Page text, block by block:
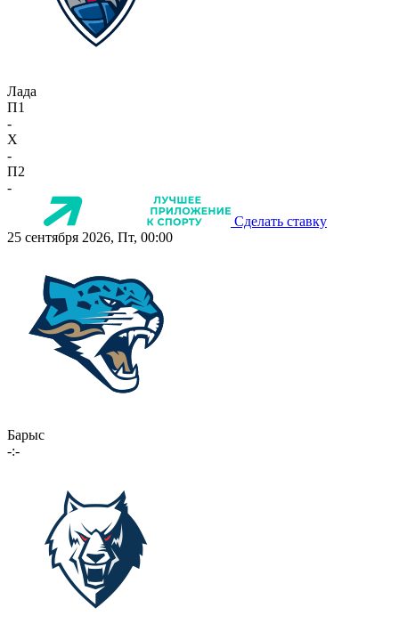
Лада
П1
-
X
-
П2
-
Сделать ставку
25 сентября 2026, Пт, 00:00
Барыс
-:-